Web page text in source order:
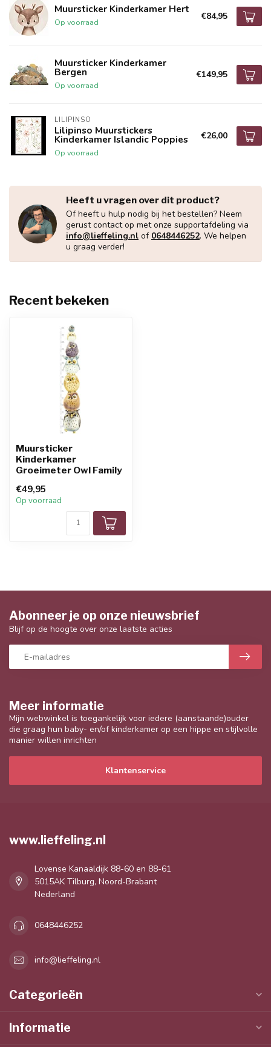
Muursticker Kinderkamer Hert
Op voorraad
€84,95
Muursticker Kinderkamer
Bergen
Op voorraad
€149,95
LILIPINSO
Lilipinso Muurstickers
Kinderkamer Islandic Poppies
Op voorraad
€26,00
Heeft u vragen over dit product?
Of heeft u hulp nodig bij het bestellen? Neem
gerust contact op met onze supportafdeling via
info@lieffeling.nl of 0648446252. We helpen
u graag verder!
Recent bekeken
Muursticker
Kinderkamer
Groeimeter Owl Family
€49,95
Op voorraad
Meer informatie
Mijn webwinkel is toegankelijk voor iedere (aanstaande)ouder
die graag hun baby- en/of kinderkamer op een hippe en stijlvolle
manier willen inrichten
Klantenservice
Abonneer je op onze nieuwsbrief
Blijf op de hoogte over onze laatste acties
www.lieffeling.nl
Lovense Kanaaldijk 88-60 en 88-61
5015AK Tilburg, Noord-Brabant
Nederland
0648446252
info@lieffeling.nl
Categorieën
Informatie